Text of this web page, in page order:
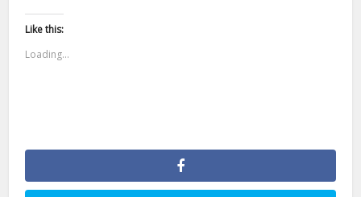
Like this:
Loading...